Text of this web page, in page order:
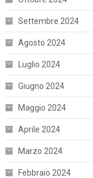
Settembre 2024
Agosto 2024
Luglio 2024
Giugno 2024
Maggio 2024
Aprile 2024
Marzo 2024
Febbraio 2024